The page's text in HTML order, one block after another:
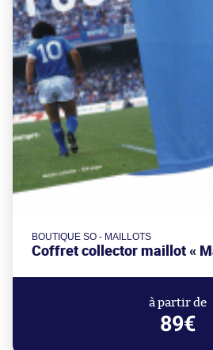
BOUTIQUE SO - MAILLOTS
Coffret collector maillot «
à partir de
89€